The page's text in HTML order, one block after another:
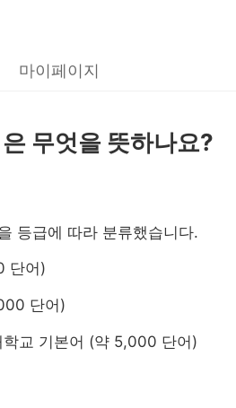
마이페이지
무엇을 뜻하나요?
등급에 따라 분류했습니다.
단어 )
단어 )
교 기본어 (약 5,000 단어 )